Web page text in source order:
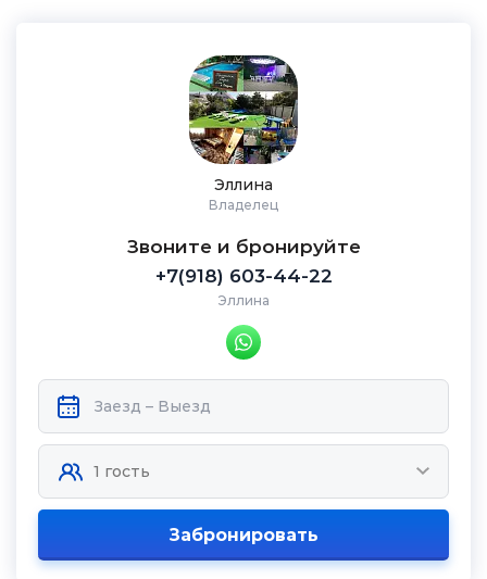
Эллина
Владелец
Звоните и бронируйте
+7(918) 603-44-22
Эллина
Забронировать